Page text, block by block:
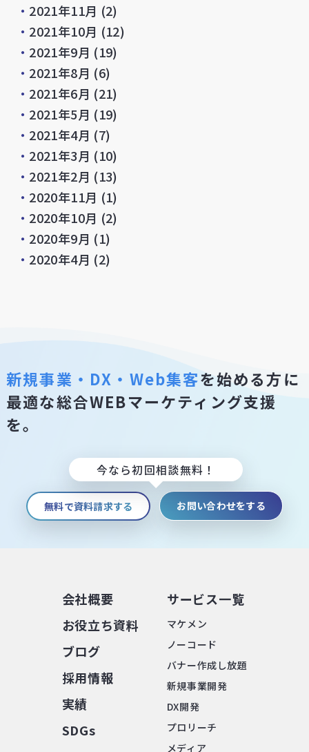
・ 2021年11月 (2)
・ 2021年10月 (12)
・ 2021年9月 (19)
・ 2021年8月 (6)
・ 2021年6月 (21)
・ 2021年5月 (19)
・ 2021年4月 (7)
・ 2021年3月 (10)
・ 2021年2月 (13)
・ 2020年11月 (1)
・ 2020年10月 (2)
・ 2020年9月 (1)
・ 2020年4月 (2)
新規事業・DX・Web集客を始める方に
最適な総合WEBマーケティング支援
を。
今なら初回相談無料！
無料で資料請求する お問い合わせをする
会社概要
お役⽴ち資料
ブログ
採⽤情報
実績
SDGs
サービス⼀覧
マケメン
ノーコード
バナー作成し放題
新規事業開発
DX開発
プロリーチ
メディア